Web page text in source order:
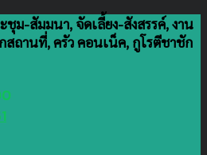
ชุม-สัมมนา, จัดเลี้ยง-สังสรรค์, งาน
สถานที่, ครัว คอนเน็ค, กูโรตีชาชัก